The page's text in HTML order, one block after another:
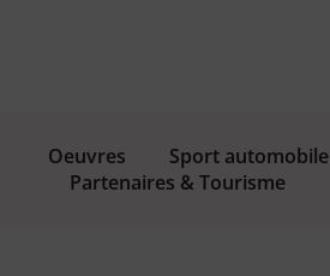
Oeuvres Sport automobile
Partenaires & Tourisme